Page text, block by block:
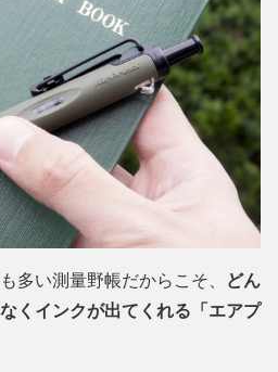
多い測量野帳だからこそ、
どん
くインクが出てくれる「エアプ